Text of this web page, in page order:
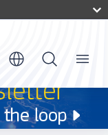
Menu